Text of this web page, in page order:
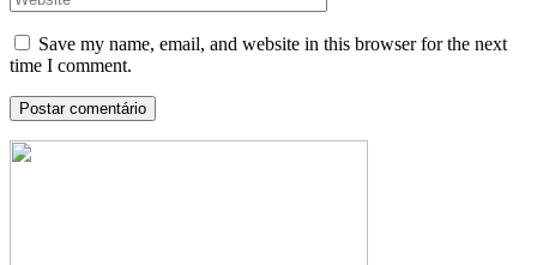
Save my name, email, and website in this browser for the next
time I comment.